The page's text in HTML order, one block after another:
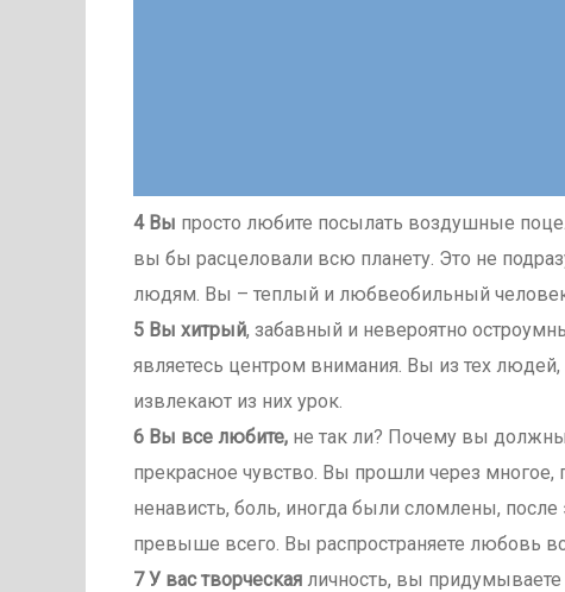
4 Вы просто любите посылать воздушные
вы бы расцеловали всю планету. Это не
людям. Вы – теплый и любвеобильный
5 Вы хитрый, забавный и невероятно
являетесь центром внимания. Вы из тех
извлекают из них урок.
6 Вы все любите, не так ли? Почему вы
прекрасное чувство. Вы прошли через
ненависть, боль, иногда были сломлены,
превыше всего. Вы распространяете любовь
7 У вас творческая личность, вы